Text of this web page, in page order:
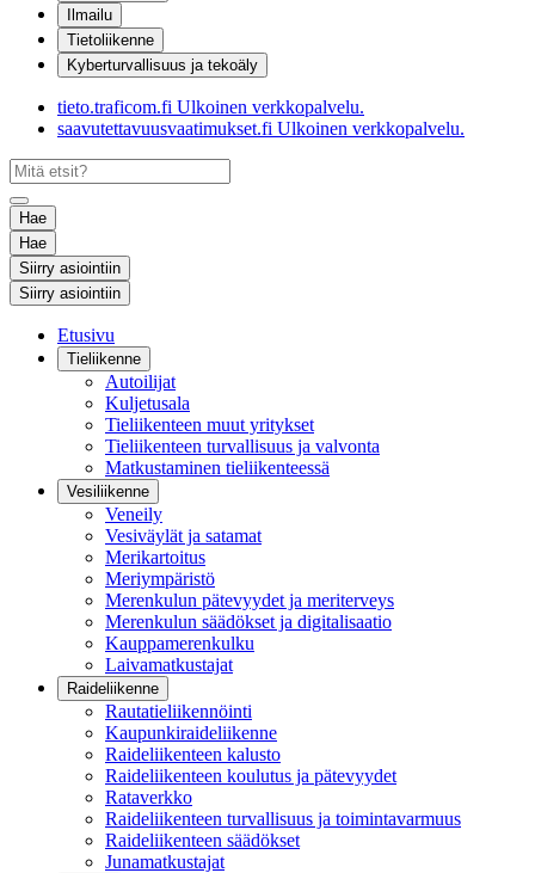
Ilmailu
Tietoliikenne
Kyberturvallisuus ja tekoäly
tieto.traficom.fi Ulkoinen verkkopalvelu.
saavutettavuusvaatimukset.fi Ulkoinen verkkopalvelu.
Hae
Hae
Siirry asiointiin
Siirry asiointiin
Etusivu
Tieliikenne
Autoilijat
Kuljetusala
Tieliikenteen muut yritykset
Tieliikenteen turvallisuus ja valvonta
Matkustaminen tieliikenteessä
Vesiliikenne
Veneily
Vesiväylät ja satamat
Merikartoitus
Meriympäristö
Merenkulun pätevyydet ja meriterveys
Merenkulun säädökset ja digitalisaatio
Kauppamerenkulku
Laivamatkustajat
Raideliikenne
Rautatieliikennöinti
Kaupunkiraideliikenne
Raideliikenteen kalusto
Raideliikenteen koulutus ja pätevyydet
Rataverkko
Raideliikenteen turvallisuus ja toimintavarmuus
Raideliikenteen säädökset
Junamatkustajat